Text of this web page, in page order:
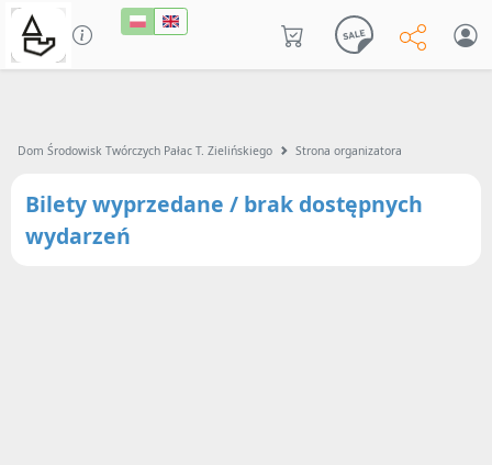
Dom Środowisk Twórczych Pałac T. Zielińskiego Strona organizatora
Bilety wyprzedane / brak dostępnych
wydarzeń